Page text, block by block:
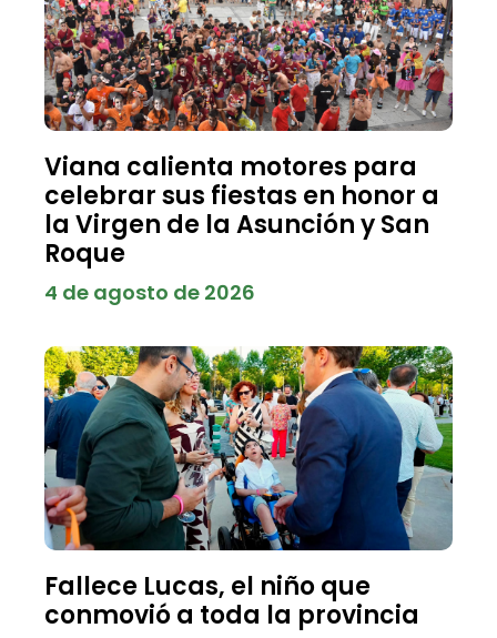
Viana calienta motores para
celebrar sus fiestas en honor a
la Virgen de la Asunción y San
Roque
4 de agosto de 2026
Fallece Lucas, el niño que
conmovió a toda la provincia